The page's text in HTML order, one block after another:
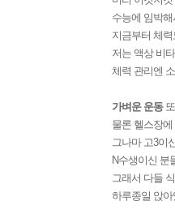
수능에 임박
지금부터 체
저는 액상 비
체력 관리엔
가벼운 운동또
물론 헬스장
그나마 고3이
N수생이신 분
그래서 다들
하루종일 앉